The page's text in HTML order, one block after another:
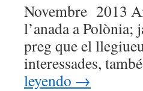
Novembre 2013
l’anada a
preg que el
interessades,
leyendo →